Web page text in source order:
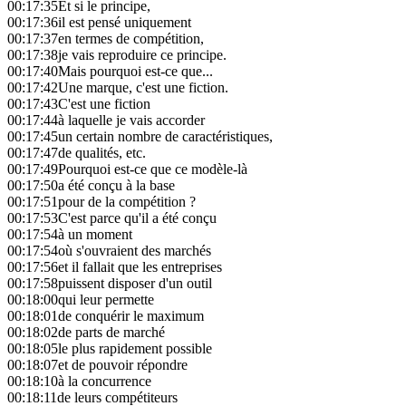
00:17:35Et si le principe,
00:17:36il est pensé uniquement
00:17:37en termes de compétition,
00:17:38je vais reproduire ce principe.
00:17:40Mais pourquoi est-ce que...
00:17:42Une marque, c'est une fiction.
00:17:43C'est une fiction
00:17:44à laquelle je vais accorder
00:17:45un certain nombre de caractéristiques,
00:17:47de qualités, etc.
00:17:49Pourquoi est-ce que ce modèle-là
00:17:50a été conçu à la base
00:17:51pour de la compétition ?
00:17:53C'est parce qu'il a été conçu
00:17:54à un moment
00:17:54où s'ouvraient des marchés
00:17:56et il fallait que les entreprises
00:17:58puissent disposer d'un outil
00:18:00qui leur permette
00:18:01de conquérir le maximum
00:18:02de parts de marché
00:18:05le plus rapidement possible
00:18:07et de pouvoir répondre
00:18:10à la concurrence
00:18:11de leurs compétiteurs